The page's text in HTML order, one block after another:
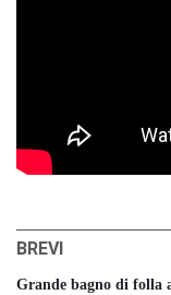
BREVI
Grande bagno di folla